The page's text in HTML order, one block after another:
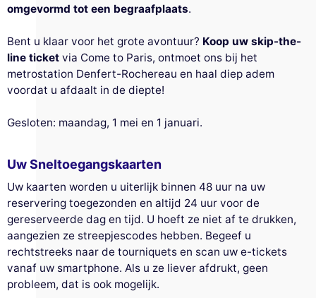
omgevormd tot een begraafplaats.
Bent u klaar voor het grote avontuur? Koop uw skip-the-
line ticket via Come to Paris, ontmoet ons bij het
metrostation Denfert-Rochereau en haal diep adem
voordat u afdaalt in de diepte!
Gesloten: maandag, 1 mei en 1 januari.
Uw Sneltoegangskaarten
Uw kaarten worden u uiterlijk binnen 48 uur na uw
reservering toegezonden en altijd 24 uur voor de
gereserveerde dag en tijd. U hoeft ze niet af te drukken,
aangezien ze streepjescodes hebben. Begeef u
rechtstreeks naar de tourniquets en scan uw e-tickets
vanaf uw smartphone. Als u ze liever afdrukt, geen
probleem, dat is ook mogelijk.